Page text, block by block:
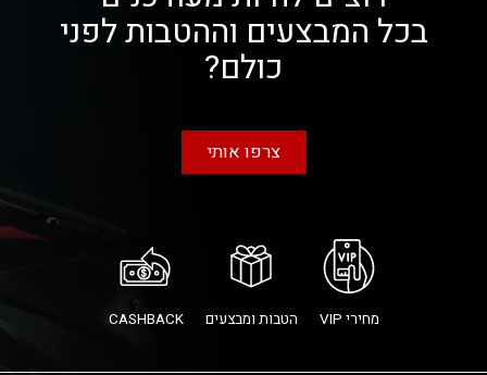
בכל המבצעים וההטבות לפני
כולם?
צרפו אותי
מחירי VIP הטבות ומבצעים CASHBACK